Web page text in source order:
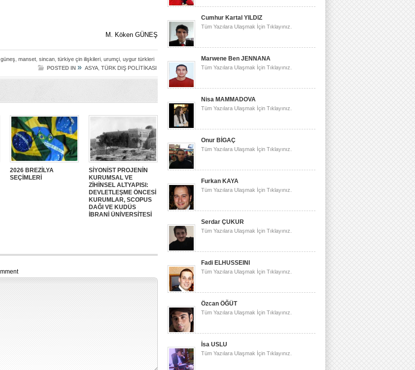
M. Köken GÜNEŞ
manset sincan türkiye çin ilişkileri urumçi uygur türkleri
POSTED IN » ASYA TÜRK DIŞ POLİTİKASI
2026 BREZİLYA
SEÇİMLERİ
SİYONİST PROJENİN
KURUMSAL VE
ZİHİNSEL ALTYAPISI:
DEVLETLEŞME ÖNCESİ
KURUMLAR, SCOPUS
DAĞI VE KUDÜS
İBRANİ ÜNİVERSİTESİ
Cumhur Kartal YILDIZ
Tüm Yazılara Ulaşmak İçin Tıklayınız.
Marwene Ben JENNANA
Tüm Yazılara Ulaşmak İçin Tıklayınız.
Nisa MAMMADOVA
Tüm Yazılara Ulaşmak İçin Tıklayınız.
Onur BİGAÇ
Tüm Yazılara Ulaşmak İçin Tıklayınız.
Furkan KAYA
Tüm Yazılara Ulaşmak İçin Tıklayınız.
Serdar ÇUKUR
Tüm Yazılara Ulaşmak İçin Tıklayınız.
Fadi ELHUSSEINI
Tüm Yazılara Ulaşmak İçin Tıklayınız.
Özcan ÖĞÜT
Tüm Yazılara Ulaşmak İçin Tıklayınız.
İsa USLU
Tüm Yazılara Ulaşmak İçin Tıklayınız.